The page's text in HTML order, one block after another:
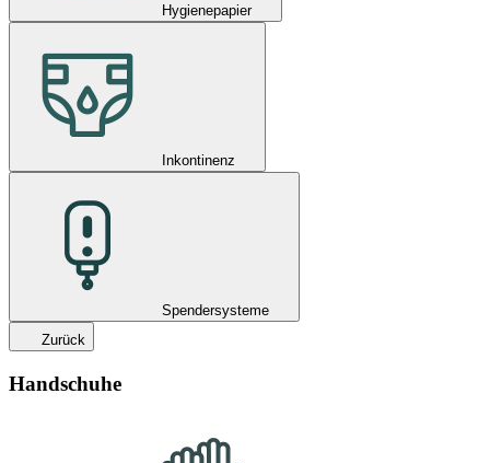
Hygienepapier
Inkontinenz
Spendersysteme
Zurück
Handschuhe